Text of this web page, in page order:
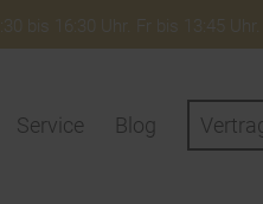
bis 16:30 Uhr. Fr bis 13:45
Service Blog